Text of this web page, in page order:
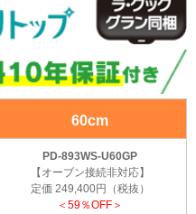
60cm
PD-893WS-U60GP
【オーブン接続非対応】
定価 249,400円（税抜）
＜59％OFF＞